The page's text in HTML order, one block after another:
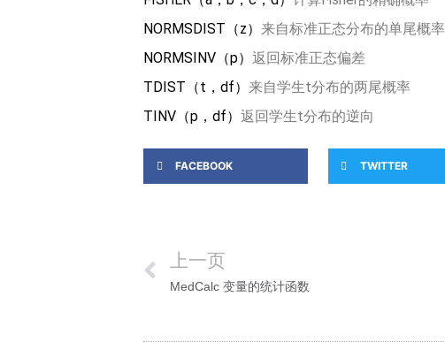
NORMSDIST（z） 来自标准正态分布的单尾概率
NORMSINV（p） 返回标准正态偏差
TDIST（t ， df） 来自学生t分布的两尾概率
TINV（p ， df） 返回学生t分布的逆向
FACEBOOK TWITTER
上一页
MedCalc 变量的统计函数